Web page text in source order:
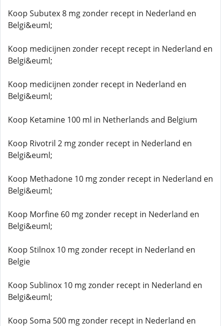
Koop Subutex 8 mg zonder recept in Nederland en
Belgi&euml;
Koop medicijnen zonder recept recept in Nederland en
Belgi&euml;
Koop medicijnen zonder recept in Nederland en
Belgi&euml;
Koop Ketamine 100 ml in Netherlands and Belgium
Koop Rivotril 2 mg zonder recept in Nederland en
Belgi&euml;
Koop Methadone 10 mg zonder recept in Nederland en
Belgi&euml;
Koop Morfine 60 mg zonder recept in Nederland en
Belgi&euml;
Koop Stilnox 10 mg zonder recept in Nederland en
Belgie
Koop Sublinox 10 mg zonder recept in Nederland en
Belgi&euml;
Koop Soma 500 mg zonder recept in Nederland en